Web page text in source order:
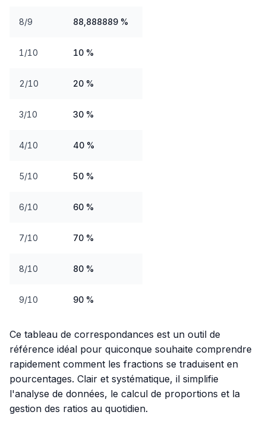
8/9 88,888889 %
1/10 10 %
2/10 20 %
3/10 30 %
4/10 40 %
5/10 50 %
6/10 60 %
7/10 70 %
8/10 80 %
9/10 90 %
Ce tableau de correspondances est un outil de
référence idéal pour quiconque souhaite comprendre
rapidement comment les fractions se traduisent en
pourcentages. Clair et systématique, il simplifie
l'analyse de données, le calcul de proportions et la
gestion des ratios au quotidien.